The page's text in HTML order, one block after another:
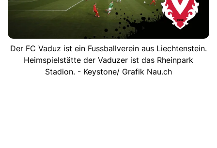
Der FC Vaduz ist ein Fussballverein aus Liechtenstein.
Heimspielstätte der Vaduzer ist das Rheinpark
Stadion. - Keystone/ Grafik Nau.ch